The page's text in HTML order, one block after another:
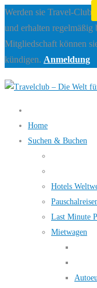
Werden sie Travel-Club
und erhalten regelmäßig
Mitgliedschaft können
kündigen. Anmeldung
Home
Suchen & Buchen
Hotels
Last Minute
Mietwagen